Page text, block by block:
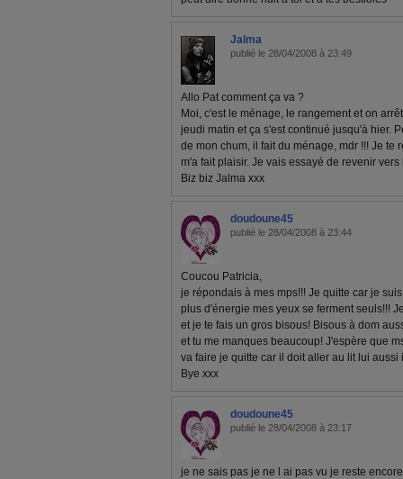
Jalma
publié le 28/04/2008 à 23:49
Allo Pat comment ça va ?
Moi, c'est le ménage, le rangement et on
jeudi matin et ça s'est continué jusqu'à hier.
de mon chum, il fait du ménage, mdr !!! Je te
m'a fait plaisir. Je vais essayé de revenir
Biz biz Jalma xxx
doudoune45
publié le 28/04/2008 à 23:44
Coucou Patricia,
je répondais à mes mps!!! Je quitte car je
plus d'énergie mes yeux se ferment seuls!!!
et je te fais un gros bisous! Bisous à dom
et tu me manques beaucoup! J'espère que
va faire je quitte car il doit aller au lit lui
Bye xxx
doudoune45
publié le 28/04/2008 à 23:17
je ne sais pas je ne l ai pas vu je reste